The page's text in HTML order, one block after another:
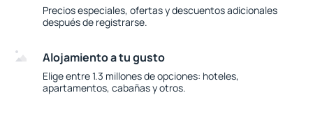
Precios especiales, ofertas y descuentos adicionales
después de registrarse.
Alojamiento a tu gusto
Elige entre 1.3 millones de opciones: hoteles,
apartamentos, cabañas y otros.